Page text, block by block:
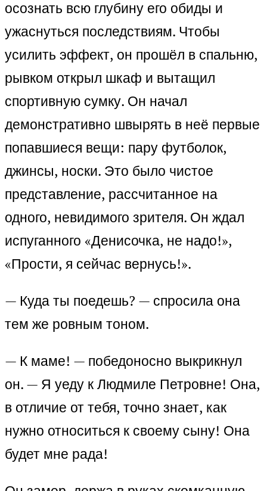
осознать всю глубину его обиды и
ужаснуться последствиям. Чтобы
усилить эффект, он прошёл в спальню,
рывком открыл шкаф и вытащил
спортивную сумку. Он начал
демонстративно швырять в неё первые
попавшиеся вещи: пару футболок,
джинсы, носки. Это было чистое
представление, рассчитанное на
одного, невидимого зрителя. Он ждал
испуганного «Денисочка, не надо!»,
«Прости, я сейчас вернусь!».
— Куда ты поедешь? — спросила она
тем же ровным тоном.
— К маме! — победоносно выкрикнул
он. — Я уеду к Людмиле Петровне! Она,
в отличие от тебя, точно знает, как
нужно относиться к своему сыну! Она
будет мне рада!